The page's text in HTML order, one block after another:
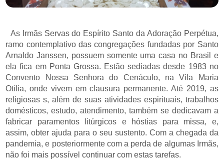
As Irmãs Servas do Espírito Santo da Adoração Perpétua,
ramo contemplativo das congregações fundadas por Santo
Arnaldo Janssen, possuem somente uma casa no Brasil e
ela fica em Ponta Grossa. Estão sediadas desde 1983 no
Convento Nossa Senhora do Cenáculo, na Vila Maria
Otília, onde vivem em clausura permanente. Até 2019, as
religiosas s, além de suas atividades espirituais, trabalhos
domésticos, estudo, atendimento, também se dedicavam a
fabricar paramentos litúrgicos e hóstias para missa, e,
assim, obter ajuda para o seu sustento. Com a chegada da
pandemia, e posteriormente com a perda de algumas Irmãs,
não foi mais possível continuar com estas tarefas.